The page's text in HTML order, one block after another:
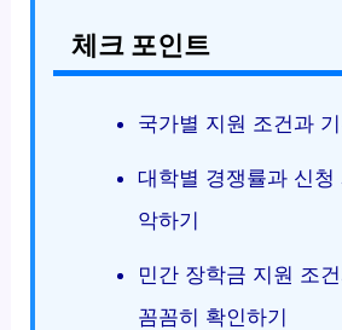
체크 포인트
국가별 지원 조건과
대학별 경쟁률과 신청
악하기
민간 장학금 지원 조
꼼꼼히 확인하기